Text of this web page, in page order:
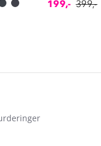
199,- 399,-